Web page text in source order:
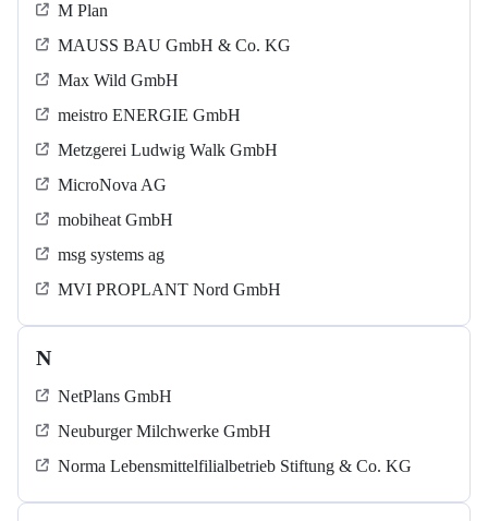
M Plan
MAUSS BAU GmbH & Co. KG
Max Wild GmbH
meistro ENERGIE GmbH
Metzgerei Ludwig Walk GmbH
MicroNova AG
mobiheat GmbH
msg systems ag
MVI PROPLANT Nord GmbH
N
NetPlans GmbH
Neuburger Milchwerke GmbH
Norma Lebensmittelfilialbetrieb Stiftung & Co. KG